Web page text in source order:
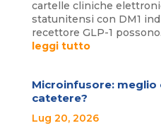
cartelle cliniche
statunitensi con DM1
recettore GLP-1
leggi tutto
Microinfusore: meglio
catetere?
Lug 20, 2026